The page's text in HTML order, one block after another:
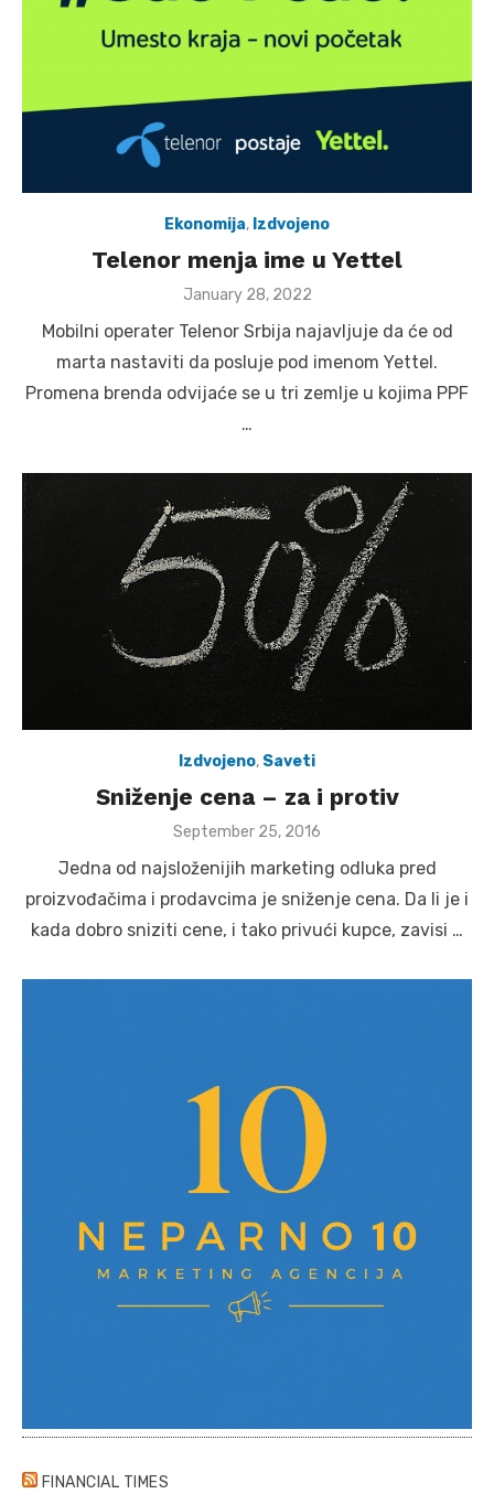
Ekonomija, Izdvojeno
Telenor menja ime u Yettel
Posted
January 28, 2022
Mobilni operater Telenor Srbija najavljuje da će od
marta nastaviti da posluje pod imenom Yettel.
Promena brenda odvijaće se u tri zemlje u kojima PPF
…
Izdvojeno, Saveti
Sniženje cena – za i protiv
Posted
September 25, 2016
Jedna od najsloženijih marketing odluka pred
proizvođačima i prodavcima je sniženje cena. Da li je i
kada dobro sniziti cene, i tako privući kupce, zavisi …
FINANCIAL TIMES